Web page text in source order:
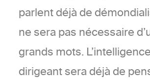
parlent déjà de
ne sera pas nécessaire
grands mots.
dirigeant sera déjà de